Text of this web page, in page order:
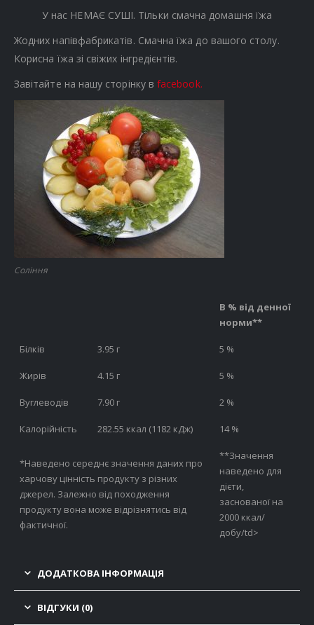
У нас НЕМАЄ СУШІ. Тільки смачна домашня їжа
Жодних напівфабрикатів. Смачна їжа до вашого столу.
Корисна їжа зі свіжих інгредієнтів.
Завітайте на нашу сторінку вfacebook.
Соління
В % від денної
норми**
Білків 3.95 г 5 %
Жирів 4.15 г 5 %
Вуглеводів 7.90 г 2 %
Калорійність 282.55 ккал (1182 кДж) 14 %
*Наведено середнє значення даних про
харчову цінність продукту з різних
джерел. Залежно від походження
продукту вона може відрізнятись від
фактичної.
**Значення
наведено для
дієти,
заснованої на
2000 ккал/
добу/td>
ДОДАТКОВА ІНФОРМАЦІЯ
ВІДГУКИ (0)